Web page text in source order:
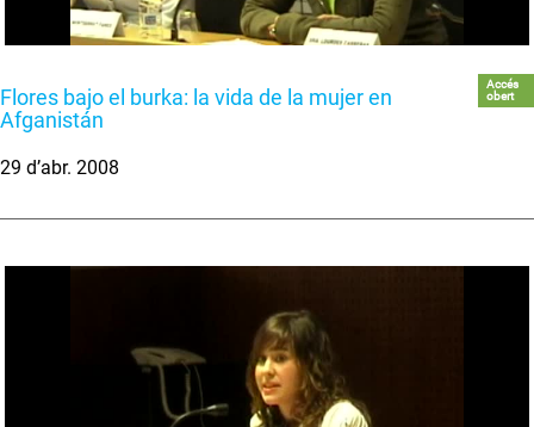
Flores bajo el burka: la vida de la mujer en
Afganistán
Accés
obert
29 d’abr. 2008